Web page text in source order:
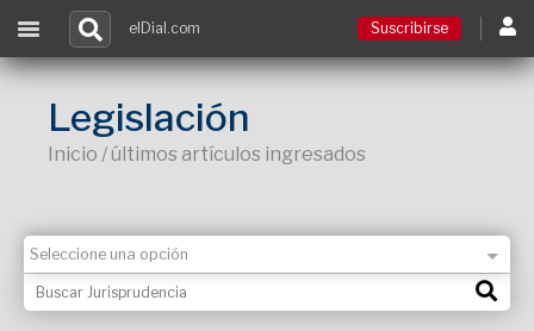
Contacto
elDial.com Suscribirse
Legislación
Inicio / últimos artículos ingresados